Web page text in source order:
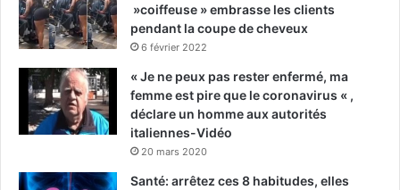
»coiffeuse » embrasse les clients
pendant la coupe de cheveux
6 février 2022
« Je ne peux pas rester enfermé, ma
femme est pire que le coronavirus « ,
déclare un homme aux autorités
italiennes-Vidéo
20 mars 2020
Santé: arrêtez ces 8 habitudes, elles